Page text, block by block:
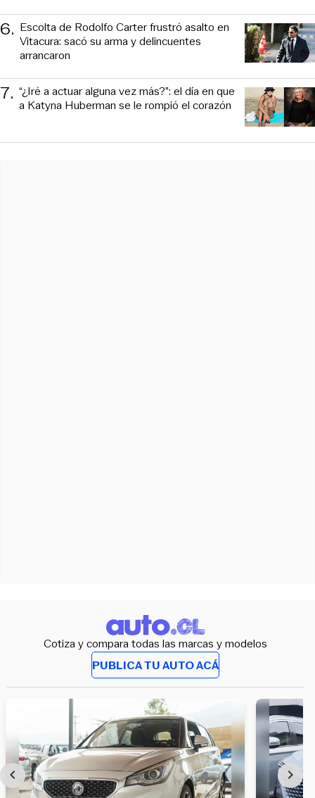
6. Escolta de Rodolfo Carter frustró asalto en
Vitacura: sacó su arma y delincuentes
arrancaron
7. “¿Iré a actuar alguna vez más?”: el día en que
a Katyna Huberman se le rompió el corazón
Cotiza y compara todas las marcas y modelos
PUBLICA TU AUTO ACÁ